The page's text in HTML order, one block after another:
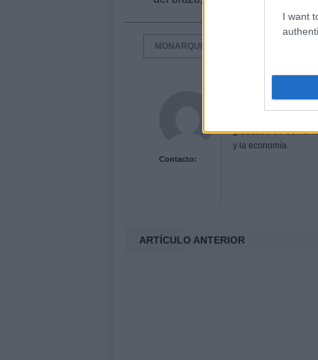
I want
MONARQUIA
Contacto:
Fernando
graduado en
y la economía.
ARTÍCULO ANTERIOR